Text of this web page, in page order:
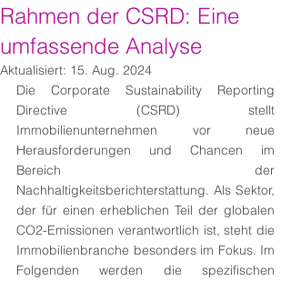
Rahmen der CSRD: Eine
umfassende Analyse
Aktualisiert: 15. Aug. 2024
Die Corporate Sustainability Reporting
Directive (CSRD) stellt
Immobilienunternehmen vor neue
Herausforderungen und Chancen im
Bereich der
Nachhaltigkeitsberichterstattung. Als Sektor,
der für einen erheblichen Teil der globalen
CO2-Emissionen verantwortlich ist, steht die
Immobilienbranche besonders im Fokus. Im
Folgenden werden die spezifischen